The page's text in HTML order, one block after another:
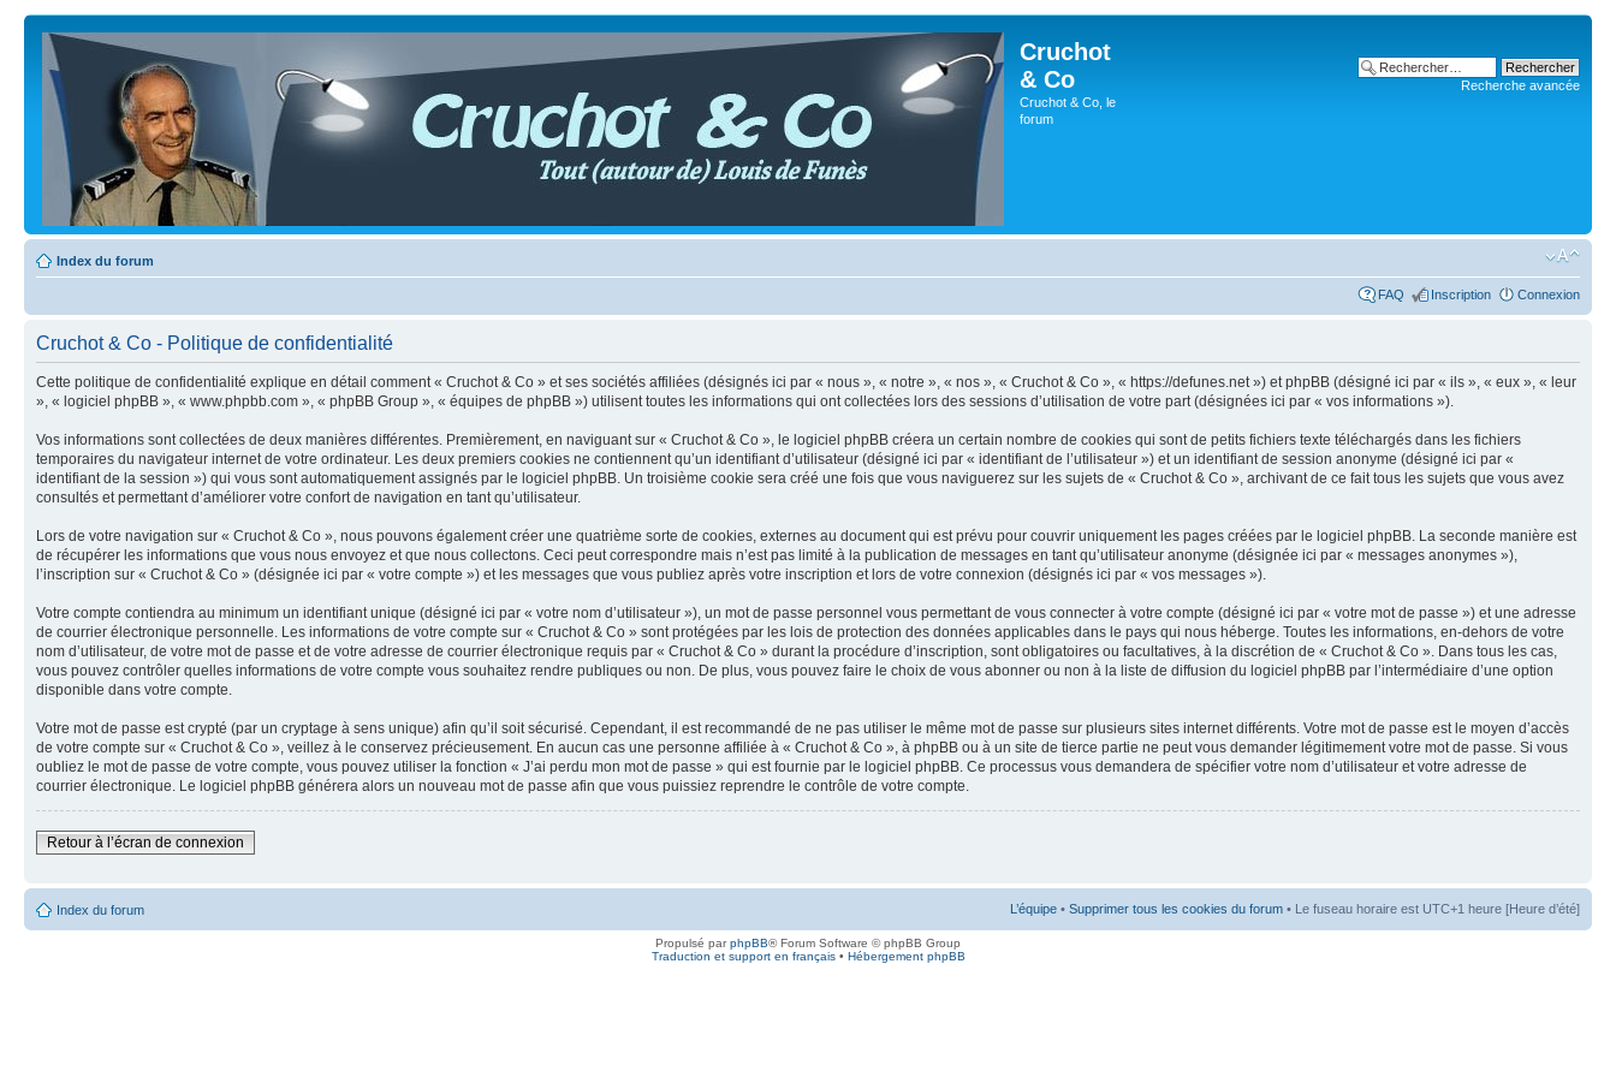
Cruchot
& Co
Cruchot & Co, le
forum
Recherche avancée
Index du forum
FAQ Inscription Connexion
Cruchot & Co - Politique de confidentialité
Cette politique de confidentialité explique en détail comment « Cruchot & Co » et ses sociétés affiliées (désignés ici par « nous », « notre », « nos », « Cruchot & Co », « https://defunes.net ») et phpBB (désigné ici par « ils », « eux », « leur
», « logiciel phpBB », « www.phpbb.com », « phpBB Group », « équipes de phpBB ») utilisent toutes les informations qui ont collectées lors des sessions d’utilisation de votre part (désignées ici par « vos informations »).
Vos informations sont collectées de deux manières différentes. Premièrement, en naviguant sur « Cruchot & Co », le logiciel phpBB créera un certain nombre de cookies qui sont de petits fichiers texte téléchargés dans les fichiers
temporaires du navigateur internet de votre ordinateur. Les deux premiers cookies ne contiennent qu’un identifiant d’utilisateur (désigné ici par « identifiant de l’utilisateur ») et un identifiant de session anonyme (désigné ici par «
identifiant de la session ») qui vous sont automatiquement assignés par le logiciel phpBB. Un troisième cookie sera créé une fois que vous naviguerez sur les sujets de « Cruchot & Co », archivant de ce fait tous les sujets que vous avez
consultés et permettant d’améliorer votre confort de navigation en tant qu’utilisateur.
Lors de votre navigation sur « Cruchot & Co », nous pouvons également créer une quatrième sorte de cookies, externes au document qui est prévu pour couvrir uniquement les pages créées par le logiciel phpBB. La seconde manière est
de récupérer les informations que vous nous envoyez et que nous collectons. Ceci peut correspondre mais n’est pas limité à la publication de messages en tant qu’utilisateur anonyme (désignée ici par « messages anonymes »),
l’inscription sur « Cruchot & Co » (désignée ici par « votre compte ») et les messages que vous publiez après votre inscription et lors de votre connexion (désignés ici par « vos messages »).
Votre compte contiendra au minimum un identifiant unique (désigné ici par « votre nom d’utilisateur »), un mot de passe personnel vous permettant de vous connecter à votre compte (désigné ici par « votre mot de passe ») et une adresse
de courrier électronique personnelle. Les informations de votre compte sur « Cruchot & Co » sont protégées par les lois de protection des données applicables dans le pays qui nous héberge. Toutes les informations, en-dehors de votre
nom d’utilisateur, de votre mot de passe et de votre adresse de courrier électronique requis par « Cruchot & Co » durant la procédure d’inscription, sont obligatoires ou facultatives, à la discrétion de « Cruchot & Co ». Dans tous les cas,
vous pouvez contrôler quelles informations de votre compte vous souhaitez rendre publiques ou non. De plus, vous pouvez faire le choix de vous abonner ou non à la liste de diffusion du logiciel phpBB par l’intermédiaire d’une option
disponible dans votre compte.
Votre mot de passe est crypté (par un cryptage à sens unique) afin qu’il soit sécurisé. Cependant, il est recommandé de ne pas utiliser le même mot de passe sur plusieurs sites internet différents. Votre mot de passe est le moyen d’accès
de votre compte sur « Cruchot & Co », veillez à le conservez précieusement. En aucun cas une personne affiliée à « Cruchot & Co », à phpBB ou à un site de tierce partie ne peut vous demander légitimement votre mot de passe. Si vous
oubliez le mot de passe de votre compte, vous pouvez utiliser la fonction « J’ai perdu mon mot de passe » qui est fournie par le logiciel phpBB. Ce processus vous demandera de spécifier votre nom d’utilisateur et votre adresse de
courrier électronique. Le logiciel phpBB générera alors un nouveau mot de passe afin que vous puissiez reprendre le contrôle de votre compte.
Retour à l’écran de connexion
Index du forum L’équipe • Supprimer tous les cookies du forum • Le fuseau horaire est UTC+1 heure [Heure d’été]
Propulsé parphpBB® Forum Software © phpBB Group
Traduction et support en français• Hébergement phpBB